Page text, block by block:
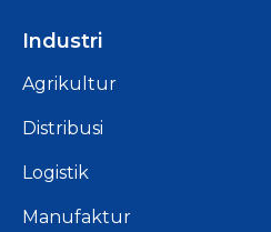
Industri
Agrikultur
Distribusi
Logistik
Manufaktur